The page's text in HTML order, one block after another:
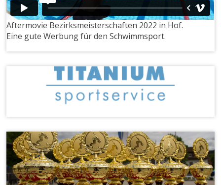
Aftermovie Bezirksmeisterschaften 2022 in Hof.
Eine gute Werbung für den Schwimmsport.